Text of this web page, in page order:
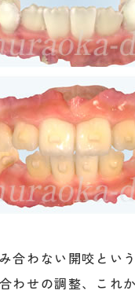
合わない開咬とい
わせの調整、これ